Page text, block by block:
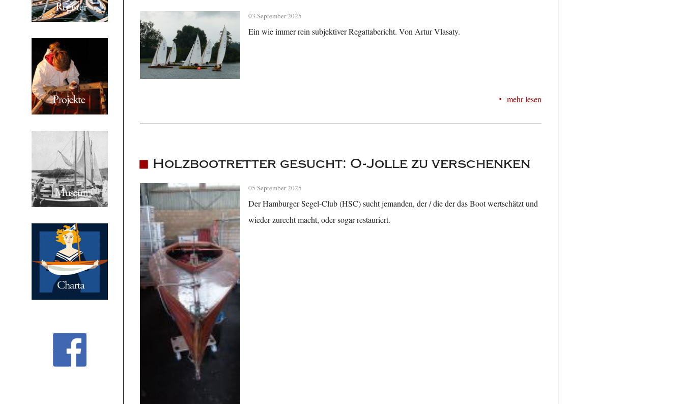
03 September 2025
Ein wie immer rein subjektiver Regattabericht. Von Artur Vlasaty.
mehr lesen
Holzbootretter gesucht: O-Jolle zu verschenken
05 September 2025
Der Hamburger Segel-Club (HSC) sucht jemanden, der / die der das Boot wertschätzt und
wieder zurecht macht, oder sogar restauriert.